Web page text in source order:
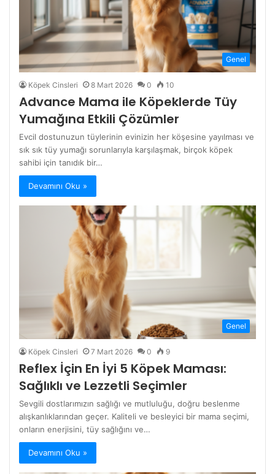
Genel
Köpek Cinsleri 8 Mart 2026 0 10
Advance Mama ile Köpeklerde Tüy
Yumağına Etkili Çözümler
Evcil dostunuzun tüylerinin evinizin her köşesine yayılması ve
sık sık tüy yumağı sorunlarıyla karşılaşmak, birçok köpek
sahibi için tanıdık bir…
Devamını Oku »
Genel
Köpek Cinsleri 7 Mart 2026 0 9
Reflex İçin En İyi 5 Köpek Maması:
Sağlıklı ve Lezzetli Seçimler
Sevgili dostlarımızın sağlığı ve mutluluğu, doğru beslenme
alışkanlıklarından geçer. Kaliteli ve besleyici bir mama seçimi,
onların enerjisini, tüy sağlığını ve…
Devamını Oku »